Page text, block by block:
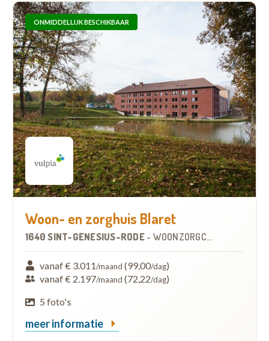
ONMIDDELLIJK BESCHIKBAAR
Woon- en zorghuis Blaret
1640 SINT-GENESIUS-RODE - WOONZORGCENTRUM (WZC)
vanaf € 3.011/maand (99,00/dag)
vanaf € 2.197/maand (72,22/dag)
5 foto's
meer informatie